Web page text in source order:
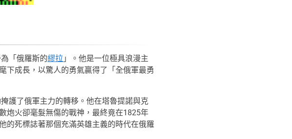
「俄羅斯的繆拉 」。他是一位極具浪漫主
下成長，以驚人的勇氣贏得了「全俄軍最勇
護了俄軍主力的轉移。他在塔魯提諾與克
炮火卻毫髮無傷的戰神，最終竟在1825年
的死標誌著那個充滿英雄主義的時代在俄羅